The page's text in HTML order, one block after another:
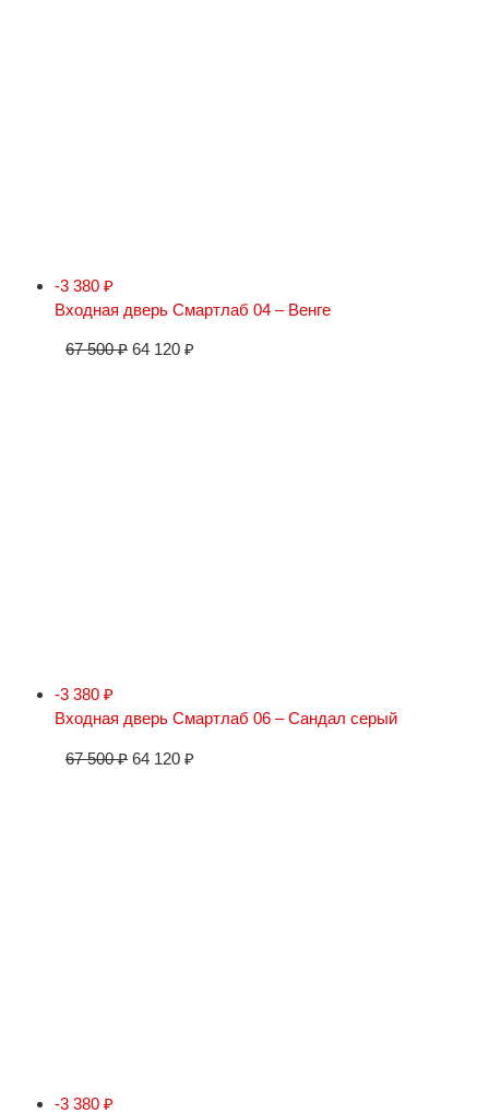
-3 380 ₽
Входная дверь Смартлаб 04 – Венге
67 500₽ 64 120 ₽
-3 380 ₽
Входная дверь Смартлаб 06 – Сандал серый
67 500₽ 64 120 ₽
-3 380 ₽